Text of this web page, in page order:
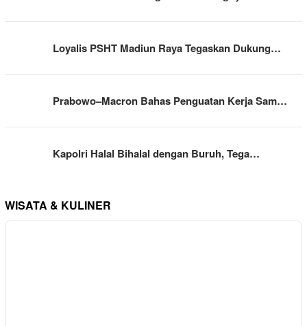
Loyalis PSHT Madiun Raya Tegaskan Dukung…
Prabowo–Macron Bahas Penguatan Kerja Sam…
Kapolri Halal Bihalal dengan Buruh, Tega…
WISATA & KULINER